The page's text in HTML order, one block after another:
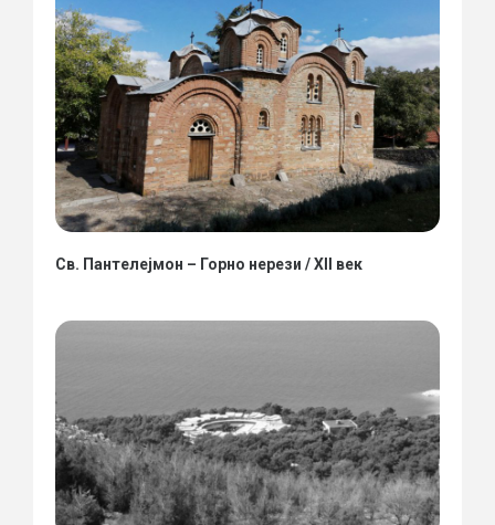
Св. Пантелејмон – Горно нерези / XII век